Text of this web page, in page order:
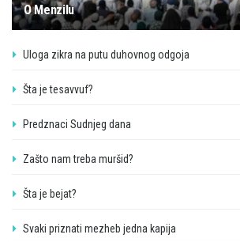
O Menzilu
Uloga zikra na putu duhovnog odgoja
Šta je tesavvuf?
Predznaci Sudnjeg dana
Zašto nam treba muršid?
Šta je bejat?
Svaki priznati mezheb jedna kapija